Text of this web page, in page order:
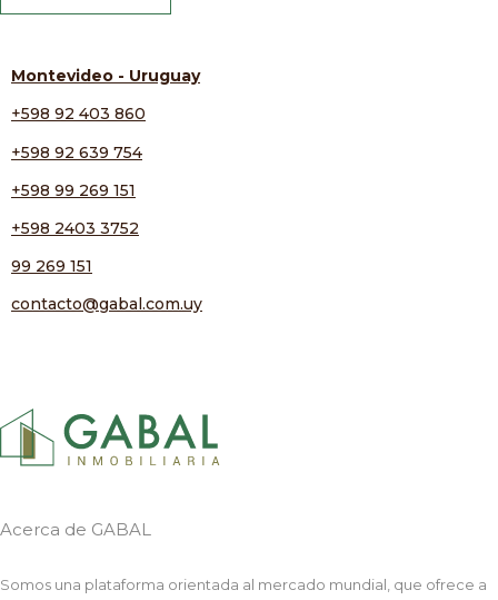
Montevideo - Uruguay
+598 92 403 860
+598 92 639 754
+598 99 269 151
+598 2403 3752
99 269 151
contacto@gabal.com.uy
Acerca de GABAL
Somos una plataforma orientada al mercado mundial, que ofrece a